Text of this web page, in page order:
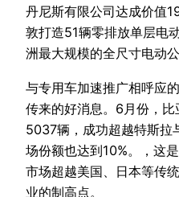
丹尼斯有限公司达成价值
敦打造51辆零排放单层电
洲最大规模的全尺寸电动公
与专用车加速推广相呼应
传来的好消息。6月份，
5037辆，成功超越特斯拉
场份额也达到10%。，这
市场超越美国、日本等传
业的制高点。